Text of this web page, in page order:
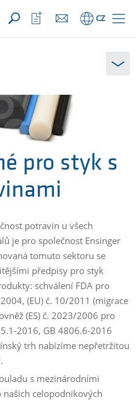
Produkty)OTEVŘÍT
CZ
Otevřít
seznam
oblíbených
pro styk s
potravin u všech
je pro společnost Ensinger
tomuto sektoru se
předpisy pro styk
schválení FDA pro
(EU) č. 10/2011 (migrace
(ES) č. 2023/2006 pro
2016, GB 4806.6-2016
trh nabízíme nepřetržitou
s mezinárodními
našich celopodnikových